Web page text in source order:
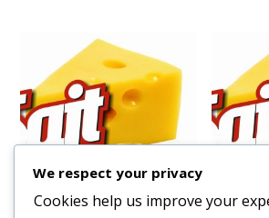
We respect your privacy
Cookies help us improve your